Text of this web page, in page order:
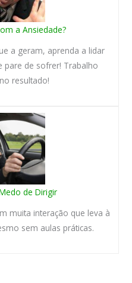
a Ansiedade?
a geram, aprenda a lidar
pare de sofrer! Trabalho
resultado!
de Dirigir
muita interação que leva à
sem aulas práticas.